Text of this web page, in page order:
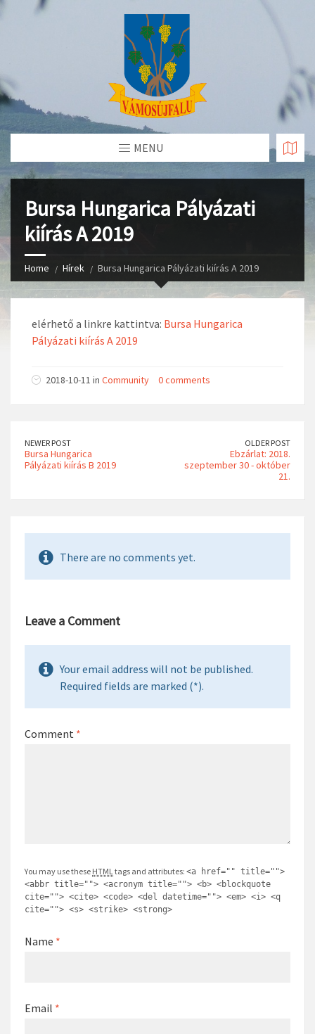
Skip
MENU
Bursa Hungarica Pályázati
kiírás A 2019
Home Hírek Bursa Hungarica Pályázati kiírás A 2019
elérhető a linkre kattintva: Bursa Hungarica
Pályázati kiírás A 2019
2018-10-11 in Community 0 comments
NEWER POST
Bursa Hungarica
Pályázati kiírás B 2019
OLDER POST
Ebzárlat: 2018.
szeptember 30 - október
21.
There are no comments yet.
Leave a Comment
Your email address will not be published.
Required fields are marked (*).
Comment *
You may use these HTML tags and attributes: <a href="" title="">
<abbr title=""> <acronym title=""> <b> <blockquote
cite=""> <cite> <code> <del datetime=""> <em> <i> <q
cite=""> <s> <strike> <strong>
Name *
Email *